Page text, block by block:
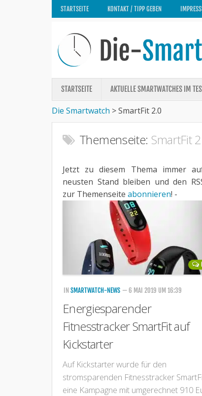
STARTSEITE KONTAKT / TIPP GEBEN
STARTSEITE AKTUELLE SMARTWATCHES IM
Die Smartwatch >SmartFit 2.0
Themenseite: SmartFit
Jetzt zu diesem Thema immer
neusten Stand bleiben und den
zur Themenseite abonnieren! -
IN SMARTWATCH-NEWS — 6 MAI 2019 UM 16:39
Energiesparender
Fitnesstracker SmartFit auf
Kickstarter
Auf Kickstarter wurde für den
stromsparenden Fitnesstracker
eine Kampagne mit umgerechnet 910